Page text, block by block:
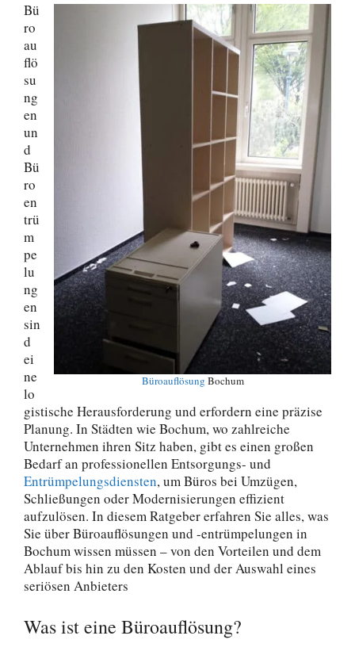
Büroauflösung Bochum
Bü
ro
au
flö
su
ng
en
un
d
Bü
ro
en
trü
m
pe
lu
ng
en
sin
d
ei
ne
lo
gistische Herausforderung und erfordern eine präzise
Planung. In Städten wie Bochum, wo zahlreiche
Unternehmen ihren Sitz haben, gibt es einen großen
Bedarf an professionellen Entsorgungs- und
Entrümpelungsdiensten, um Büros bei Umzügen,
Schließungen oder Modernisierungen effizient
aufzulösen. In diesem Ratgeber erfahren Sie alles, was
Sie über Büroauflösungen und -entrümpelungen in
Bochum wissen müssen – von den Vorteilen und dem
Ablauf bis hin zu den Kosten und der Auswahl eines
seriösen Anbieters
Was ist eine Büroauflösung?